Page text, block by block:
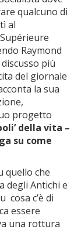
qualcuno di
al
Raymond
più
del giornale
la sua
progetto
della vita –
su come
quello che
degli Antichi e
cosa c’è di
essere
una rottura